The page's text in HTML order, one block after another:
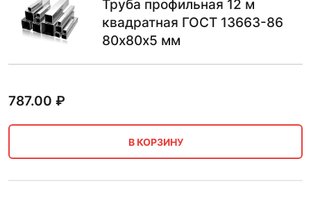
Труба профильная 12 м
квадратная ГОСТ 13663-86
80х80х5 мм
787.00 ₽
В КОРЗИНУ